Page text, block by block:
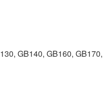
GB140, GB160,